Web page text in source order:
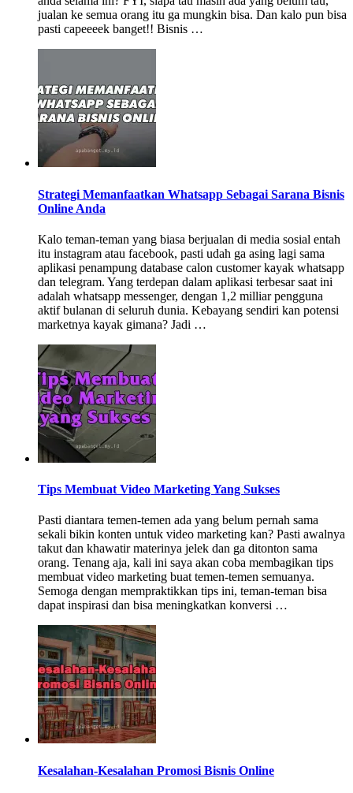
jualan ke semua orang itu ga mungkin bisa. Dan kalo pun bisa
pasti capeeeek banget!! Bisnis …
Strategi Memanfaatkan Whatsapp Sebagai Sarana Bisnis
Online Anda
Kalo teman-teman yang biasa berjualan di media sosial entah
itu instagram atau facebook, pasti udah ga asing lagi sama
aplikasi penampung database calon customer kayak whatsapp
dan telegram. Yang terdepan dalam aplikasi terbesar saat ini
adalah whatsapp messenger, dengan 1,2 milliar pengguna
aktif bulanan di seluruh dunia. Kebayang sendiri kan potensi
marketnya kayak gimana? Jadi …
Tips Membuat Video Marketing Yang Sukses
Pasti diantara temen-temen ada yang belum pernah sama
sekali bikin konten untuk video marketing kan? Pasti awalnya
takut dan khawatir materinya jelek dan ga ditonton sama
orang. Tenang aja, kali ini saya akan coba membagikan tips
membuat video marketing buat temen-temen semuanya.
Semoga dengan mempraktikkan tips ini, teman-teman bisa
dapat inspirasi dan bisa meningkatkan konversi …
Kesalahan-Kesalahan Promosi Bisnis Online